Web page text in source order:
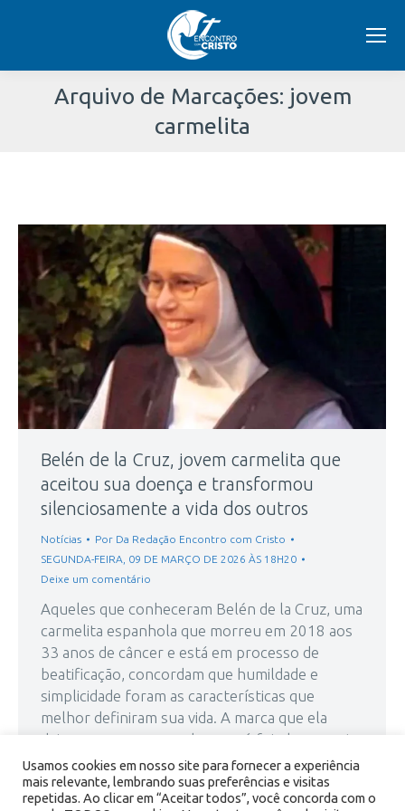
Arquivo de Marcações: jovem
carmelita
Belén de la Cruz, jovem carmelita que
aceitou sua doença e transformou
silenciosamente a vida dos outros
Notícias Por Da Redação Encontro com Cristo
SEGUNDA-FEIRA, 09 DE MARÇO DE 2026 ÀS 18H20
Deixe um comentário
Aqueles que conheceram Belén de la Cruz, uma
carmelita espanhola que morreu em 2018 aos
33 anos de câncer e está em processo de
beatificação, concordam que humildade e
simplicidade foram as características que
melhor definiram sua vida. A marca que ela
deixou em quem a conheceu só foi plenamente
reconhecida depois de sua morte,…
Usamos cookies em nosso site para fornecer a experiência
mais relevante, lembrando suas preferências e visitas
repetidas. Ao clicar em “Aceitar todos”, você concorda com o